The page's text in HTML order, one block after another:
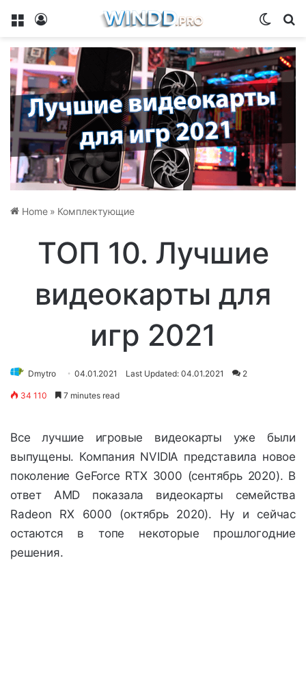
Menu
Home » Комплектующие
ТОП 10. Лучшие
видеокарты для
игр 2021
Dmytro 04.01.2021 Last Updated: 04.01.2021 2
34 110 7 minutes read
Все лучшие игровые видеокарты уже были
выпущены. Компания NVIDIA представила новое
поколение GeForce RTX 3000 (сентябрь 2020). В
ответ AMD показала видеокарты семейства
Radeon RX 6000 (октябрь 2020). Ну и сейчас
остаются в топе некоторые прошлогодние
решения.